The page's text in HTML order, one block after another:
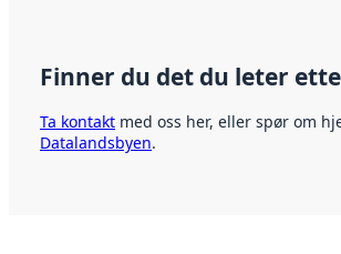
Finner du det du leter
Ta kontakt med oss her, eller spør om
Datalandsbyen.